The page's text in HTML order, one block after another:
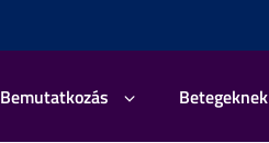
Bemutatkozás Betegeknek